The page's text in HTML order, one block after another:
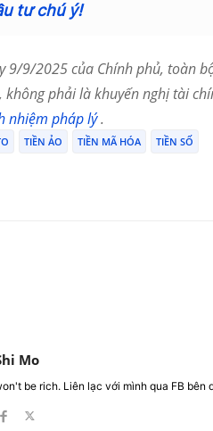
tư chú ý!
9/9/2025 của Chính phủ, toàn
phải là khuyến nghị tài
nhiệm pháp lý.
TIỀN ẢO TIỀN MÃ HÓA TIỀN SỐ
Mo
be rich. Liên lạc với mình qua FB bên